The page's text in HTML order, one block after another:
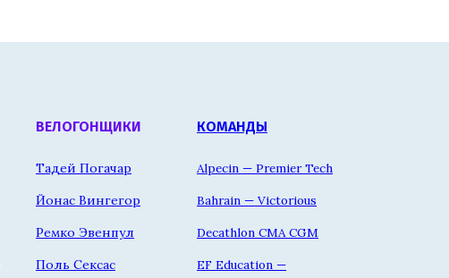
ВЕЛОГОНЩИКИ
Тадей Погачар
Йонас Вингегор
Ремко Эвенпул
Поль Сексас
КОМАНДЫ
Alpecin — Premier Tech
Bahrain — Victorious
Decathlon CMA CGM
EF Education —